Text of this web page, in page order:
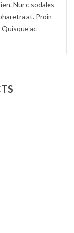
Nunc sodales
at. Proin
ac